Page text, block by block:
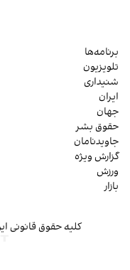
برنامه‌ها
تلویزیون
شنیداری
ایران
جهان
حقوق بشر
جاویدنامان
گزارش ویژه
ورزش
بازار
کلیه حقوق قانونی